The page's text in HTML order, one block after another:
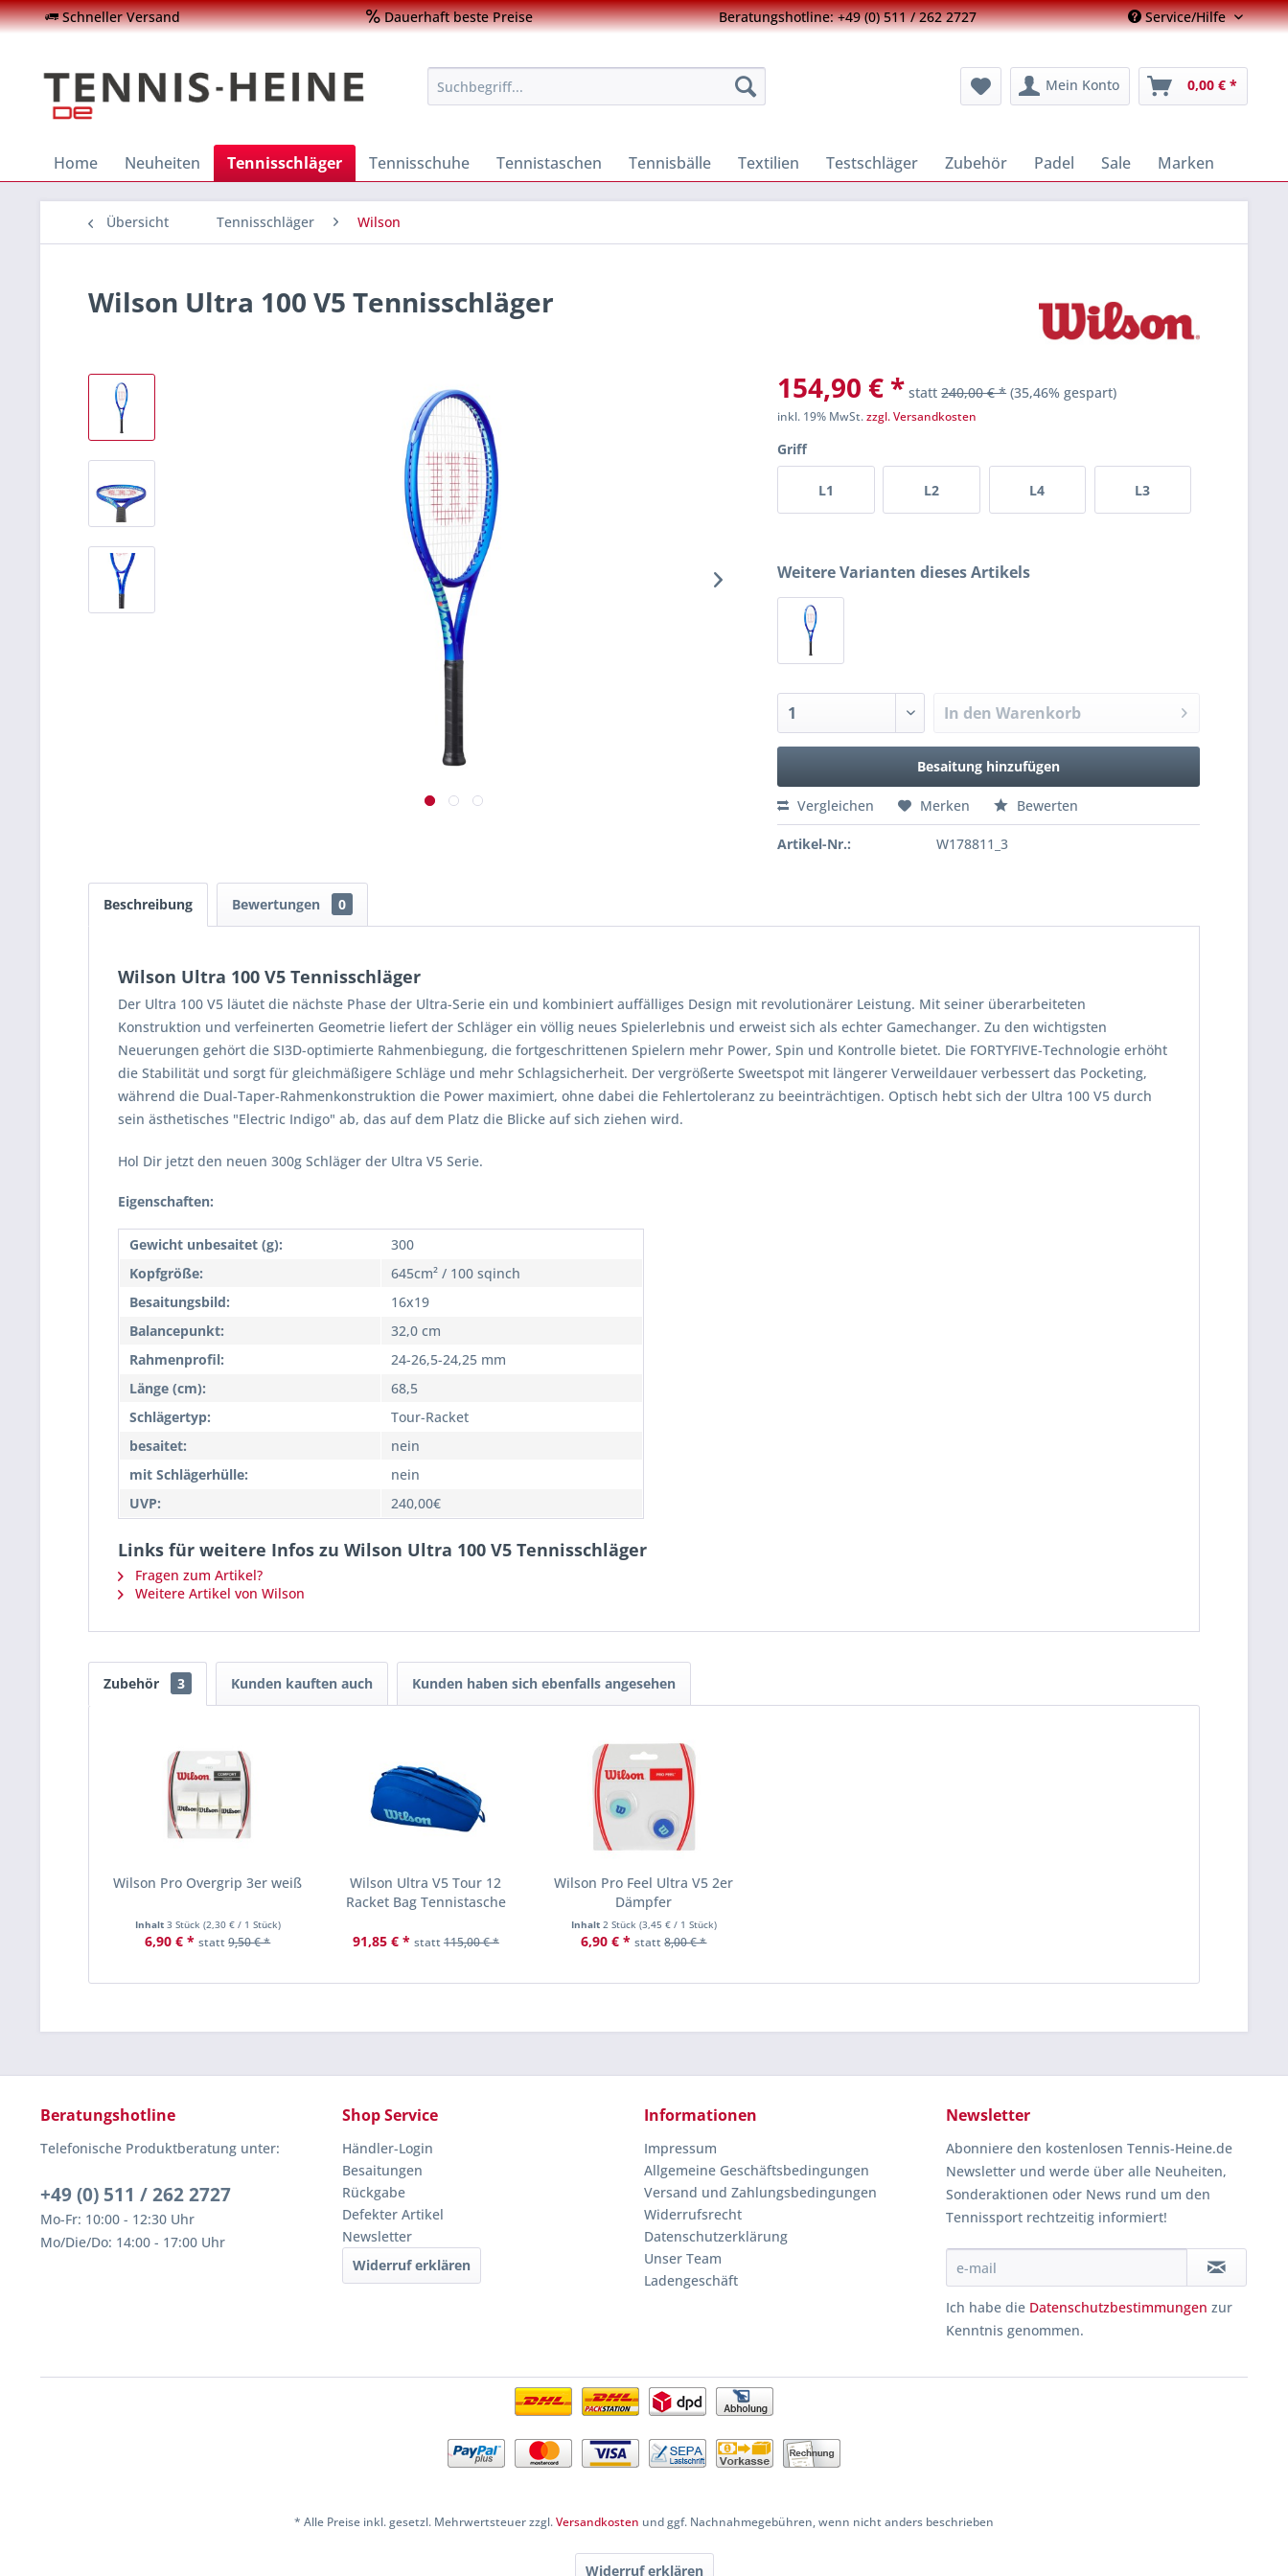
Schneller Versand Dauerhaft beste Preise Beratungshotline: +49 (0) 511 / 262 2727 Service/Hilfe
Mein Konto 0,00 € *
Home Neuheiten Tennisschläger Tennisschuhe Tennistaschen Tennisbälle Textilien Testschläger Zubehör Padel Sale Marken
Übersicht Tennisschläger Wilson
Wilson Ultra 100 V5 Tennisschläger
154,90 € * statt240,00 € * (35,46% gespart)
inkl. 19% MwSt.zzgl. Versandkosten
Griff
L1 L2 L4 L3
Weitere Varianten dieses Artikels
In den Warenkorb
Besaitung hinzufügen
Vergleichen Merken Bewerten
Artikel-Nr.: W178811_3
Beschreibung Bewertungen 0
Wilson Ultra 100 V5 Tennisschläger
Der Ultra 100 V5 läutet die nächste Phase der Ultra-Serie ein und kombiniert auffälliges Design mit revolutionärer Leistung. Mit seiner überarbeiteten
Konstruktion und verfeinerten Geometrie liefert der Schläger ein völlig neues Spielerlebnis und erweist sich als echter Gamechanger. Zu den wichtigsten
Neuerungen gehört die SI3D-optimierte Rahmenbiegung, die fortgeschrittenen Spielern mehr Power, Spin und Kontrolle bietet. Die FORTYFIVE-Technologie erhöht
die Stabilität und sorgt für gleichmäßigere Schläge und mehr Schlagsicherheit. Der vergrößerte Sweetspot mit längerer Verweildauer verbessert das Pocketing,
während die Dual-Taper-Rahmenkonstruktion die Power maximiert, ohne dabei die Fehlertoleranz zu beeinträchtigen. Optisch hebt sich der Ultra 100 V5 durch
sein ästhetisches "Electric Indigo" ab, das auf dem Platz die Blicke auf sich ziehen wird.
Hol Dir jetzt den neuen 300g Schläger der Ultra V5 Serie.
Eigenschaften:
Gewicht unbesaitet (g):
300
Kopfgröße:
645cm² / 100 sqinch
Besaitungsbild:
16x19
Balancepunkt:
32,0 cm
Rahmenprofil:
24-26,5-24,25 mm
Länge (cm):
68,5
Schlägertyp:
Tour-Racket
besaitet:
nein
mit Schlägerhülle:
nein
UVP:
240,00€
Links für weitere Infos zu Wilson Ultra 100 V5 Tennisschläger
Fragen zum Artikel?
Weitere Artikel von Wilson
Zubehör 3 Kunden kauften auch Kunden haben sich ebenfalls angesehen
Wilson Pro Overgrip 3er weiß
Inhalt 3 Stück (2,30 €/ 1 Stück)
6,90 € * statt9,50 € *
Wilson Ultra V5 Tour 12
Racket Bag Tennistasche
91,85 € * statt115,00 € *
Wilson Pro Feel Ultra V5 2er
Dämpfer
Inhalt 2 Stück (3,45 €/ 1 Stück)
6,90 € * statt8,00 € *
Beratungshotline
Telefonische Produktberatung unter:
+49 (0) 511 / 262 2727
Mo-Fr: 10:00 - 12:30 Uhr
Mo/Die/Do: 14:00 - 17:00 Uhr
Shop Service
Händler-Login
Besaitungen
Rückgabe
Defekter Artikel
Newsletter
Widerruf erklären
Informationen
Impressum
Allgemeine Geschäftsbedingungen
Versand und Zahlungsbedingungen
Widerrufsrecht
Datenschutzerklärung
Unser Team
Ladengeschäft
Newsletter
Abonniere den kostenlosen Tennis-Heine.de
Newsletter und werde über alle Neuheiten,
Sonderaktionen oder News rund um den
Tennissport rechtzeitig informiert!
Ich habe die Datenschutzbestimmungen zur
Kenntnis genommen.
* Alle Preise inkl. gesetzl. Mehrwertsteuer zzgl.Versandkosten und ggf. Nachnahmegebühren, wenn nicht anders beschrieben
Widerruf erklären